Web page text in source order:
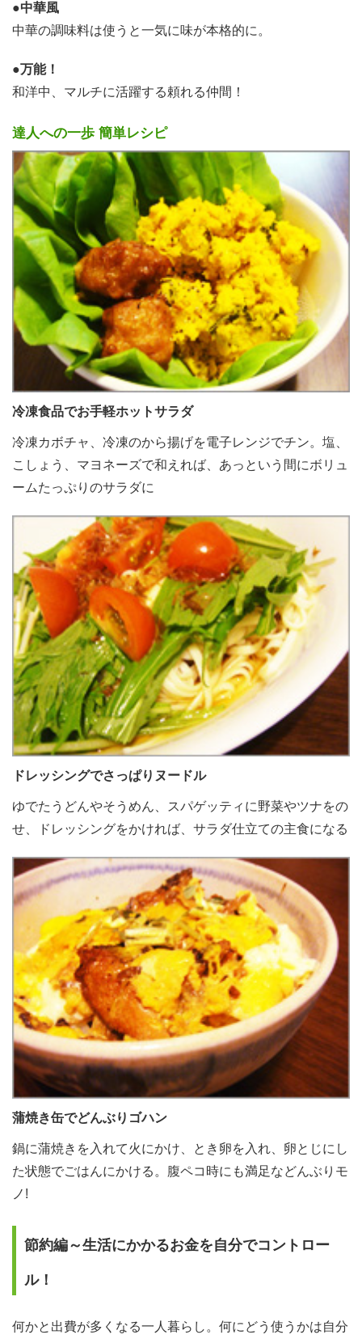
●中華風
中華の調味料は使うと一気に味が本格的に。
●万能！
和洋中、マルチに活躍する頼れる仲間！
達人への一歩 簡単レシピ
冷凍食品でお手軽ホットサラダ
冷凍カボチャ、冷凍のから揚げを電子レンジでチン。塩、
こしょう、マヨネーズで和えれば、あっという間にボリュ
ームたっぷりのサラダに
ドレッシングでさっぱりヌードル
ゆでたうどんやそうめん、スパゲッティに野菜やツナをの
せ、ドレッシングをかければ、サラダ仕立ての主食になる
蒲焼き缶でどんぶりゴハン
鍋に蒲焼きを入れて火にかけ、とき卵を入れ、卵とじにし
た状態でごはんにかける。腹ペコ時にも満足などんぶりモ
ノ!
節約編～生活にかかるお金を自分でコントロー
ル！
何かと出費が多くなる一人暮らし。何にどう使うかは自分